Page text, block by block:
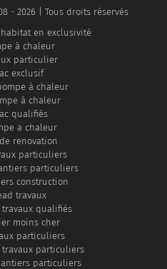
- 2026 | Tous droits réservés
habitat en exclusivité
à chaleur
particulier
exclusif
à chaleur
à chaleur
qualifiés
a chaleur
renovation
particuliers
particuliers
construction
travaux
travaux qualifiés
moins cher
particuliers
travaux particuliers
particuliers